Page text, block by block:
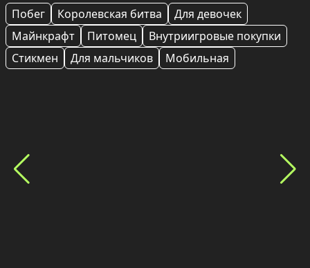
Побег
Королевская битва
Для девочек
Майнкрафт
Питомец
Внутриигровые покупки
Стикмен
Для мальчиков Мобильная